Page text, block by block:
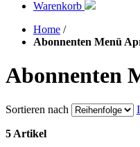
Warenkorb
Home /
Abonnenten Menü
Abonnenten
Sortieren nach
5 Artikel